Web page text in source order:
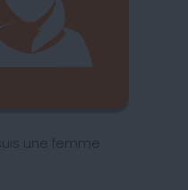
une femme